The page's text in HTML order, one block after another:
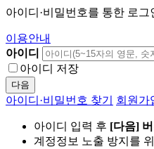
아이디·비밀번호를 통한 로
이용안내
아이디
아이디 저장
다음
아이디·비밀번호 찾기 회원가
아이디 입력 후 [다음]
계정정보 노출 방지를